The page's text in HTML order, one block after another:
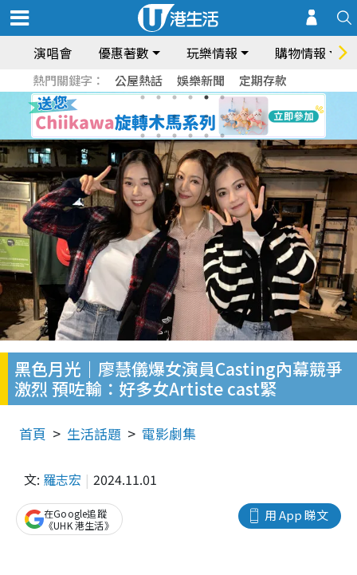
演唱會 優惠著數 玩樂情報 購物情報
熱門關鍵字： 公屋熱話 娛樂新聞 定期存款
黑色月光｜廖慧儀爆女演員Casting內幕競爭
激烈 預咗輸：好多女Artiste cast緊
首頁 生活話題 電影劇集
文: 羅志宏 2024.11.01
用 App 睇文
在Google追蹤
《UHK 港生活》